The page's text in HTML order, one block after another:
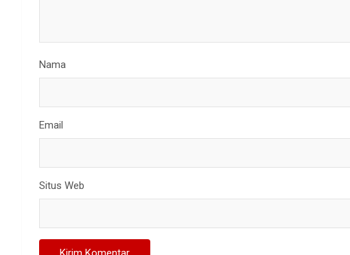
Nama
Email
Situs Web